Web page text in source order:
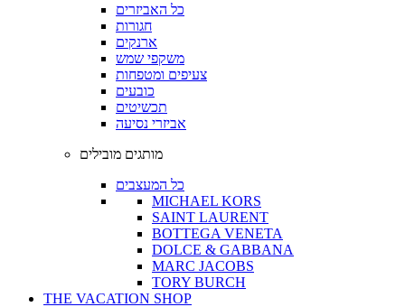
כל האביזרים
חגורות
ארנקים
משקפי שמש
צעיפים ומטפחות
כובעים
תכשיטים
אביזרי נסיעה
מותגים מובילים
כל המעצבים
MICHAEL KORS
SAINT LAURENT
BOTTEGA VENETA
DOLCE & GABBANA
MARC JACOBS
TORY BURCH
THE VACATION SHOP